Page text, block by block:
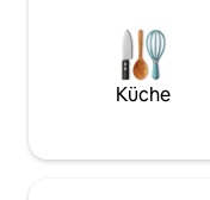
Luftmatratze, ein
und Fernseher in
Nähe von
Restaurants und
Leichtigkeit suchen.
Küche